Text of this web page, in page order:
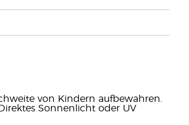
von Kindern aufbewahren.
Sonnenlicht oder UV